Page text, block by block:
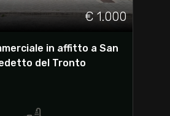
€ 1.000
in affitto a San
del Tronto